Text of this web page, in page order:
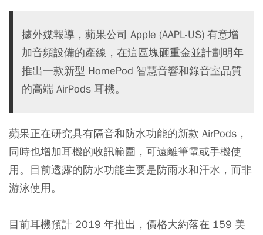
據外媒報導，蘋果公司 Apple (AAPL-US) 有意增
加音頻設備的產線，在這區塊砸重金並計劃明年
推出一款新型 HomePod 智慧音響和錄音室品質
的高端 AirPods 耳機。
蘋果正在研究具有隔音和防水功能的新款 AirPods，
同時也增加耳機的收訊範圍，可遠離筆電或手機使
用。目前透露的防水功能主要是防雨水和汗水，而非
游泳使用。
目前耳機預計 2019 年推出，價格大約落在 159 美